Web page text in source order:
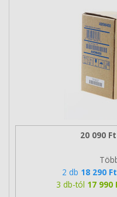
20 090 Ft
2 db 18 290 Ft
3 db-tól 17 990